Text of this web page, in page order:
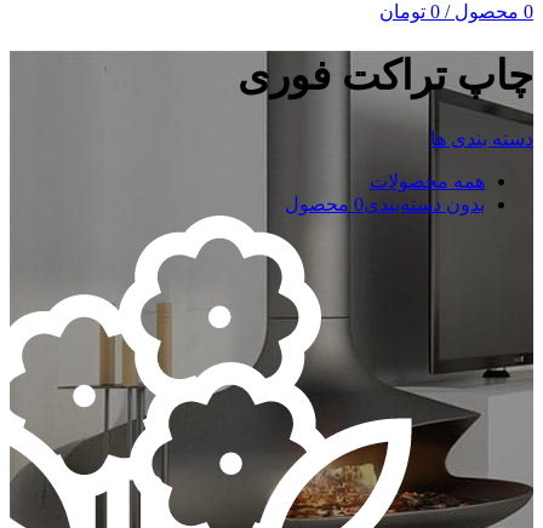
0 محصول /
0 تومان
چاپ تراکت فوری
دسته بندی ها
همه محصولات
بدون دسته‌بندی0 محصول